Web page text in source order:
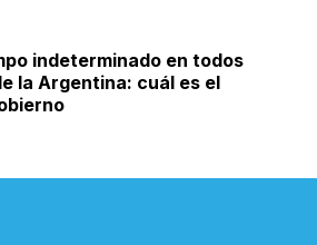
indeterminado en todos
la Argentina: cuál es el